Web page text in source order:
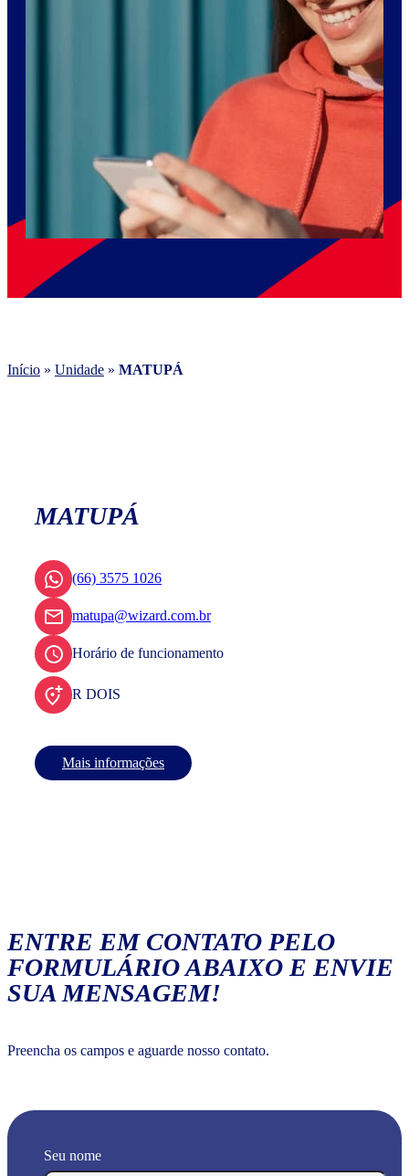
Início » Unidade » MATUPÁ
MATUPÁ
(66) 3575 1026
matupa@wizard.com.br
Horário de funcionamento
R DOIS
Mais informações
ENTRE EM CONTATO PELO
FORMULÁRIO ABAIXO E ENVIE
SUA MENSAGEM!
Preencha os campos e aguarde nosso contato.
Seu nome